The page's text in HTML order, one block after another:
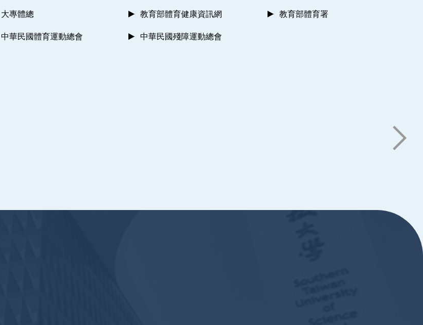
大專體總 教育部體育健康資訊網
教育部體育署
中華民國體育運動總會 中華民國殘障運動總會